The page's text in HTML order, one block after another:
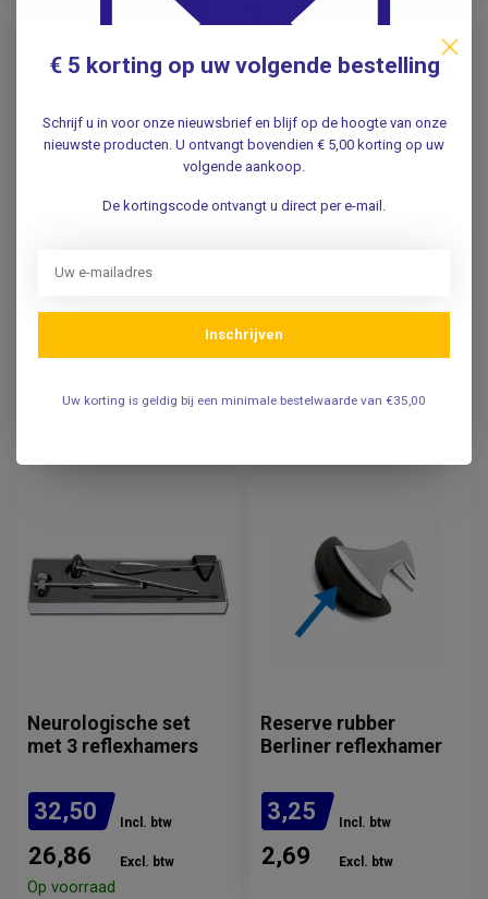
Reflexhamer Babinski
30,25
25,00
29,95
24,75
Neurologische set
met 3 reflexhamers
32,50 Incl. btw
26,86 Excl. btw
Op voorraad
Reserve rubber
Berliner reflexhamer
3,25 Incl. btw
2,69 Excl. btw
€ 5 korting op uw volgende bestelling
Schrijf u in voor onze nieuwsbrief en blijf op de hoogte van onze
nieuwste producten. U ontvangt bovendien € 5,00 korting op uw
volgende aankoop.
De kortingscode ontvangt u direct per e-mail.
Inschrijven
Uw korting is geldig bij een minimale bestelwaarde van €35,00